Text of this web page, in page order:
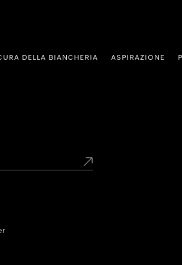
DELLA BIANCHERIA ASPIRAZIONE